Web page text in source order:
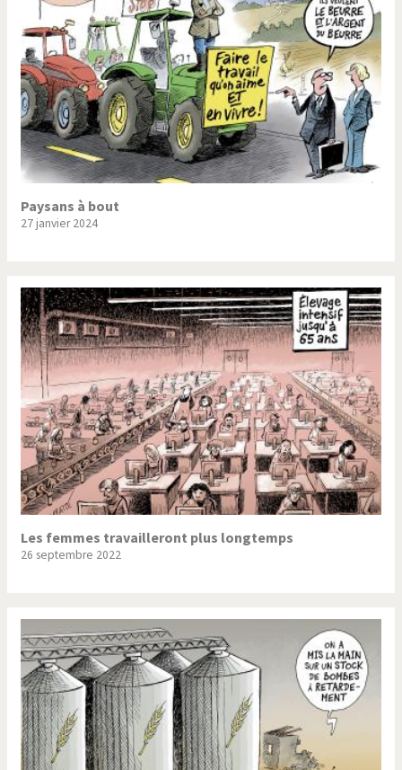
Paysans à bout
27 janvier 2024
Les femmes travailleront plus longtemps
26 septembre 2022